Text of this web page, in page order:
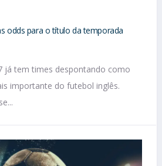
odds para o título da temporada
já tem times despontando como
importante do futebol inglês.